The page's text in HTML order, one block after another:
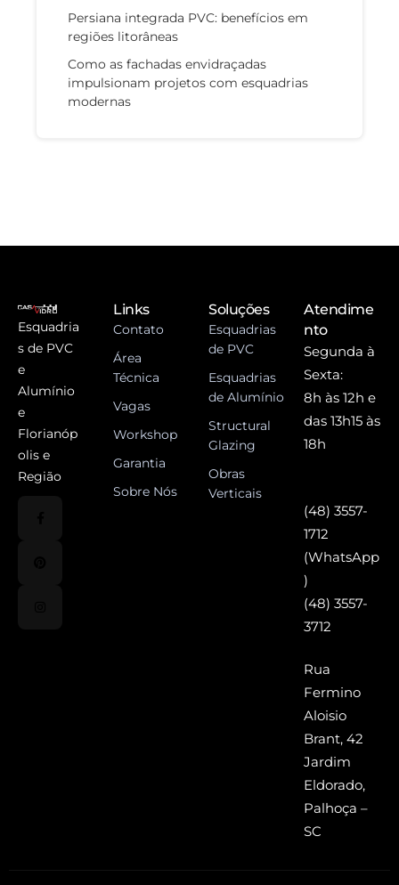
Persiana integrada PVC: benefícios em
regiões litorâneas
Como as fachadas envidraçadas
impulsionam projetos com esquadrias
modernas
Esquadria
s de PVC
e
Alumínio
e
Florianóp
olis e
Região
Links
Contato
Área
Técnica
Vagas
Workshop
Garantia
Sobre Nós
Soluções
Esquadrias
de PVC
Esquadrias
de Alumínio
Structural
Glazing
Obras
Verticais
Atendime
nto
Segunda à
Sexta:
8h às 12h e
das 13h15 às
18h
(48) 3557-
1712
(WhatsApp
)
(48) 3557-
3712
Rua
Fermino
Aloisio
Brant, 42
Jardim
Eldorado,
Palhoça –
SC